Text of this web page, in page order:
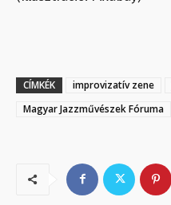
CÍMKÉK improvizatív zene
Magyar Jazzművészek Fóruma